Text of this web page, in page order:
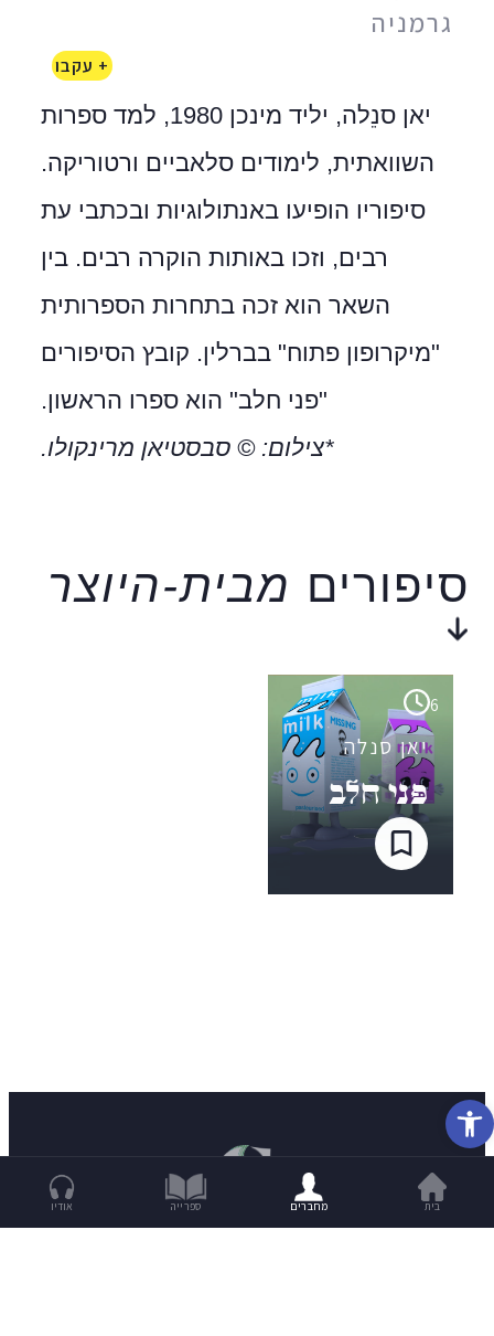
פתח סרגל נגישות
גרמניה
+ עקבו
יאן סנֵלה, יליד מינכן 1980, למד ספרות
השוואתית, לימודים סלאביים ורטוריקה.
סיפוריו הופיעו באנתולוגיות ובכתבי עת
רבים, וזכו באותות הוקרה רבים. בין
השאר הוא זכה בתחרות הספרותית
"מיקרופון פתוח" בברלין. קובץ הסיפורים
"פני חלב" הוא ספרו הראשון.
*צילום: © סבסטיאן מרינקולו.
סיפורים מבית-היוצר
6
יאן סנלה
פְּני חלב
בית מחברים ספרייה אודיו